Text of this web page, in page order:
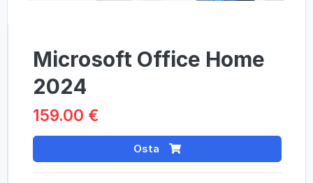
Microsoft Office Home
2024
159.00 €
Osta